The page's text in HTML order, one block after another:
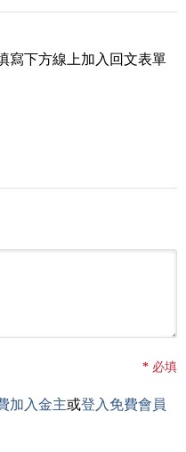
寫下方線上加入回文表單
* 必填
加入金主或登入免費會員